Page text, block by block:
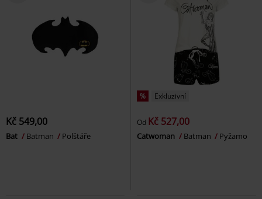
Kč 549,00
Bat Batman Polštáře
% Exkluzivní
Od Kč 527,00
Catwoman Batman Pyžamo